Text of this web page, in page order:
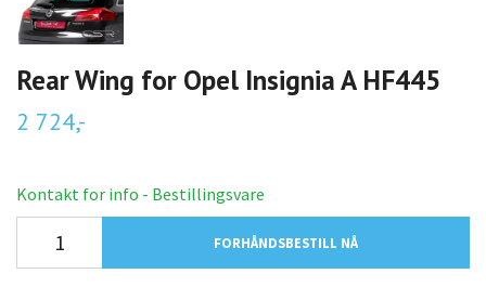
Rear Wing for Opel Insignia A HF445
2 724,-
Kontakt for info - Bestillingsvare
FORHÅNDSBESTILL NÅ